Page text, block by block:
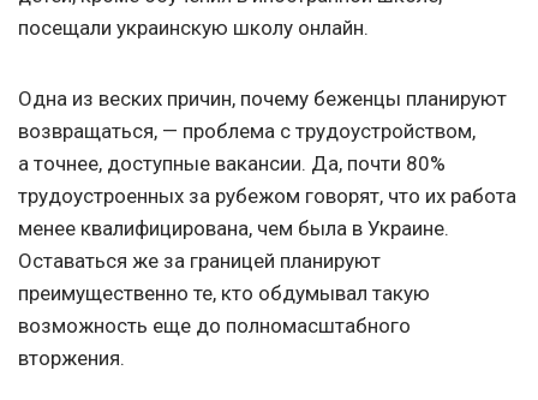
посещали украинскую школу онлайн.
Одна из веских причин, почему беженцы планируют
возвращаться, — проблема с трудоустройством,
а точнее, доступные вакансии. Да, почти 80%
трудоустроенных за рубежом говорят, что их работа
менее квалифицирована, чем была в Украине.
Оставаться же за границей планируют
преимущественно те, кто обдумывал такую
возможность еще до полномасштабного
вторжения.